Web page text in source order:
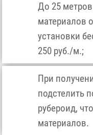
До 25
материалов
установки
250 руб./м.;
При
подстелить
рубероид,
материалов.